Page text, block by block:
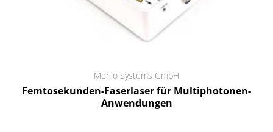
Menlo Systems GmbH
Femtosekunden-Faserlaser für Multiphotonen-
Anwendungen